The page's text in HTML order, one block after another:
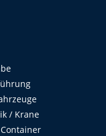
/ Krane